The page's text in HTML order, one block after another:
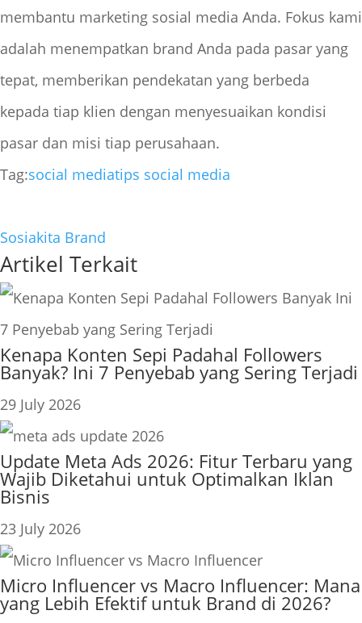
membantu marketing sosial media Anda. Fokus kami
adalah menempatkan brand Anda pada pasar yang
tepat, memberikan pendekatan yang berbeda
kepada tiap klien dengan menyesuaikan kondisi
pasar dan misi tiap perusahaan.
Tag:social mediatips social media
Sosiakita Brand
Artikel Terkait
Kenapa Konten Sepi Padahal Followers
Banyak? Ini 7 Penyebab yang Sering Terjadi
29 July 2026
Update Meta Ads 2026: Fitur Terbaru yang
Wajib Diketahui untuk Optimalkan Iklan
Bisnis
23 July 2026
Micro Influencer vs Macro Influencer: Mana
yang Lebih Efektif untuk Brand di 2026?